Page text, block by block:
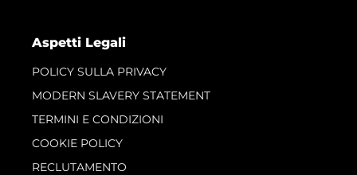
Aspetti Legali
POLICY SULLA PRIVACY
MODERN SLAVERY STATEMENT
TERMINI E CONDIZIONI
COOKIE POLICY
RECLUTAMENTO